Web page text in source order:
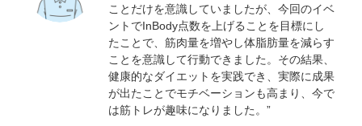
ことだけを意識していましたが、今回のイベ
ントでInBody点数を上げることを目標にし
たことで、筋肉量を増やし体脂肪量を減らす
ことを意識して行動できました。その結果、
健康的なダイエットを実践でき、実際に成果
が出たことでモチベーションも高まり、今で
は筋トレが趣味になりました。”